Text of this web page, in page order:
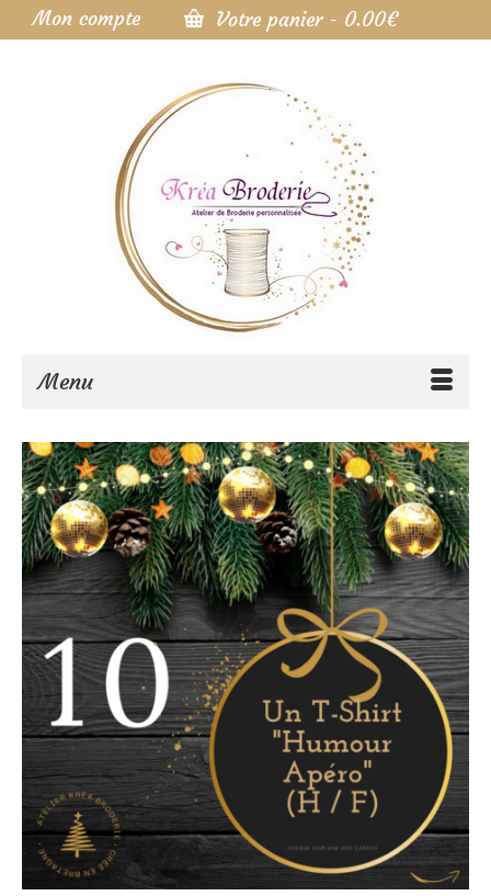
Mon compte Votre panier - 0.00€
Menu